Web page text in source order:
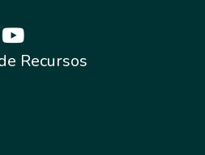
Recursos